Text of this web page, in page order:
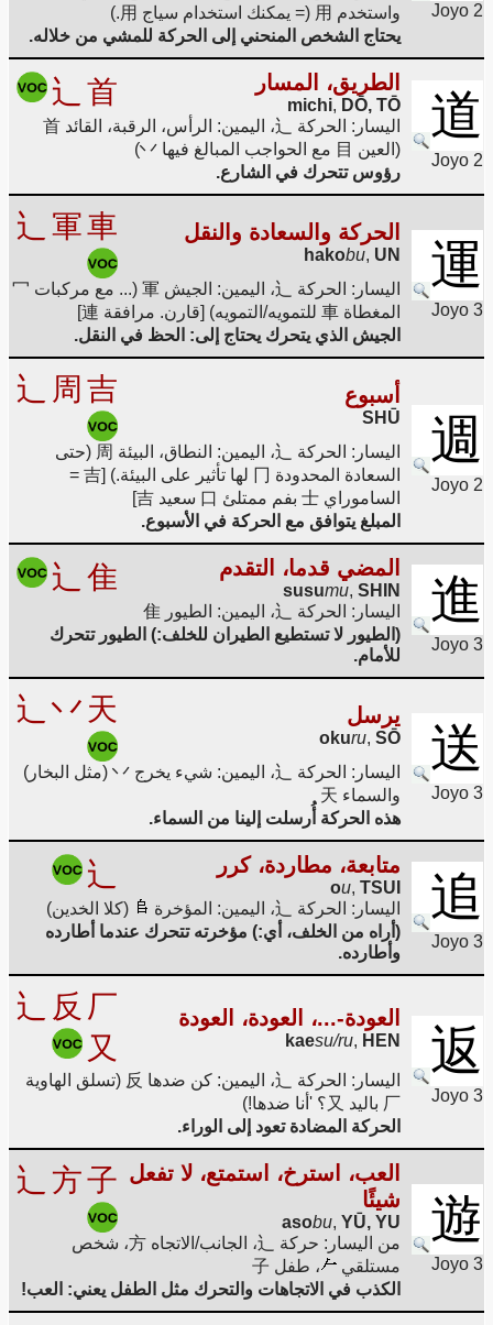
Joyo 2
واستخدم 用 (= يمكنك استخدام سياج 用.)
يحتاج الشخص المنحني إلى الحركة للمشي من خلاله.
道
Joyo 2
الطريق، المسار
michi, DŌ, TŌ
辶 首
اليسار: الحركة 辶، اليمين: الرأس، الرقبة، القائد 首
(العين 目 مع الحواجب المبالغ فيها 丷)
رؤوس تتحرك في الشارع.
運
Joyo 3
الحركة والسعادة والنقل
hakobu, UN
辶 軍車
اليسار: الحركة 辶، اليمين: الجيش 軍 (... مع مركبات 冖
المغطاة 車 للتمويه/التمويه) [قارن. مرافقة 連]
الجيش الذي يتحرك يحتاج إلى: الحظ في النقل.
週
Joyo 2
أسبوع
SHŪ
辶 周 吉
اليسار: الحركة 辶، اليمين: النطاق، البيئة 周 (حتى
السعادة المحدودة 冂 لها تأثير على البيئة.) [吉 =
الساموراي 士 بفم ممتلئ 口 سعيد 吉]
المبلغ يتوافق مع الحركة في الأسبوع.
進
Joyo 3
المضي قدما، التقدم
susumu, SHIN
辶 隹
اليسار: الحركة 辶، اليمين: الطيور 隹
(الطيور لا تستطيع الطيران للخلف:) الطيور تتحرك
للأمام.
送
Joyo 3
يرسل
okuru, SŌ
辶 丷 天
اليسار: الحركة 辶، اليمين: شيء يخرج 丷 (مثل البخار)
والسماء 天
هذه الحركة أُرسلت إلينا من السماء.
追
Joyo 3
متابعة، مطاردة، كرر
ou, TSUI
辶
اليسار: الحركة 辶، اليمين: المؤخرة
(كلا الخدين)
(أراه من الخلف، أي:) مؤخرته تتحرك عندما أطارده
وأطارده.
返
Joyo 3
العودة-...، العودة، العودة
kaesu/ru, HEN
辶 反 厂
又
اليسار: الحركة 辶، اليمين: كن ضدها 反 (تسلق الهاوية
厂 باليد 又؟ 'أنا ضدها!)
الحركة المضادة تعود إلى الوراء.
遊
Joyo 3
العب، استرخ، استمتع، لا تفعل
شيئًا
asobu, YŪ, YU
辶 方子
من اليسار: حركة 辶، الجانب/الاتجاه 方، شخص
مستلقي
، طفل 子
الكذب في الاتجاهات والتحرك مثل الطفل يعني: العب!